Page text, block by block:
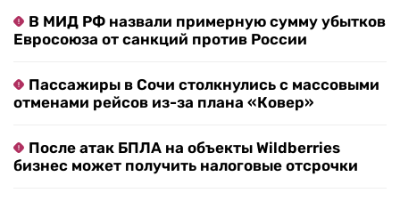
В МИД РФ назвали примерную сумму убытков
Евросоюза от санкций против России
Пассажиры в Сочи столкнулись с массовыми
отменами рейсов из-за плана «Ковер»
После атак БПЛА на объекты Wildberries
бизнес может получить налоговые отсрочки